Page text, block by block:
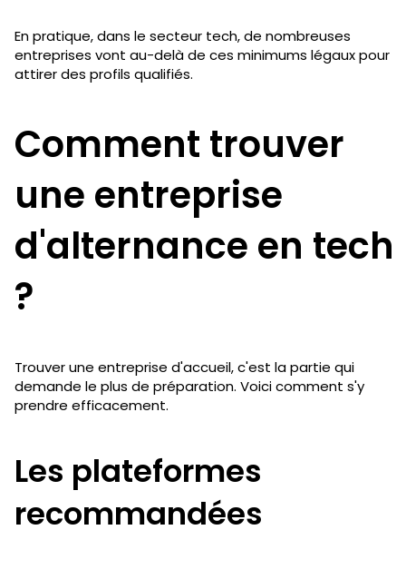
En pratique, dans le secteur tech, de nombreuses
entreprises vont au-delà de ces minimums légaux pour
attirer des profils qualifiés.
Comment trouver
une entreprise
d'alternance en tech
?
Trouver une entreprise d'accueil, c'est la partie qui
demande le plus de préparation. Voici comment s'y
prendre efficacement.
Les plateformes
recommandées